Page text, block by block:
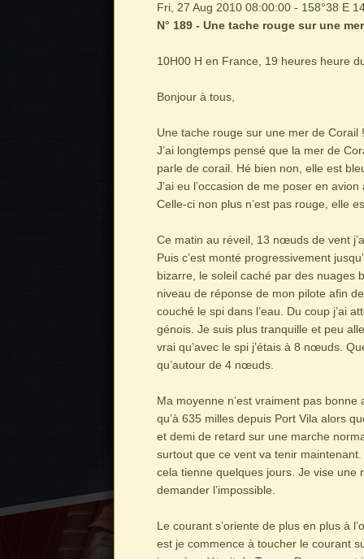
Fri, 27 Aug 2010 08:00:00 - 158°38 E
N° 189 - Une tache rouge sur une
10H00 H en France, 19 heures heure
Bonjour à tous,
Une tache rouge sur une mer de Corail !
J’ai longtemps pensé que la mer de
parle de corail. Hé bien non, elle est
J’ai eu l’occasion de me poser en
Celle-ci non plus n’est pas rouge, elle
Ce matin au réveil, 13 nœuds de vent
Puis c’est monté progressivement
bizarre, le soleil caché par des nuages
niveau de réponse de mon pilote afin
couché le spi dans l’eau. Du coup j’ai
génois. Je suis plus tranquille et peu
vrai qu’avec le spi j’étais à 8 nœuds.
qu’autour de 4 nœuds.
Ma moyenne n’est vraiment pas
qu’à 635 milles depuis Port Vila alors
et demi de retard sur une marche
surtout que ce vent va tenir
cela tienne quelques jours. Je vise une
demander l’impossible.
Le courant s’oriente de plus en plus à
est je commence à toucher le courant